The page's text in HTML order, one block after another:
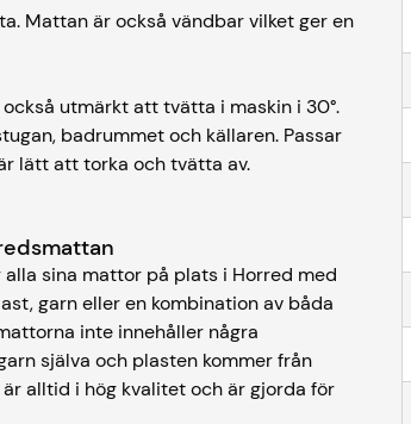
Mattan är också vändbar vilket ger en
utmärkt att tvätta i maskin i 30°.
badrummet och källaren. Passar
lätt att torka och tvätta av.
sina mattor på plats i Horred med
garn eller en kombination av båda
inte innehåller några
själva och plasten kommer från
alltid i hög kvalitet och är gjorda för